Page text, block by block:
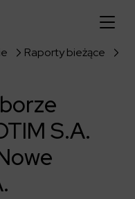
Raporty bieżące
S.A.